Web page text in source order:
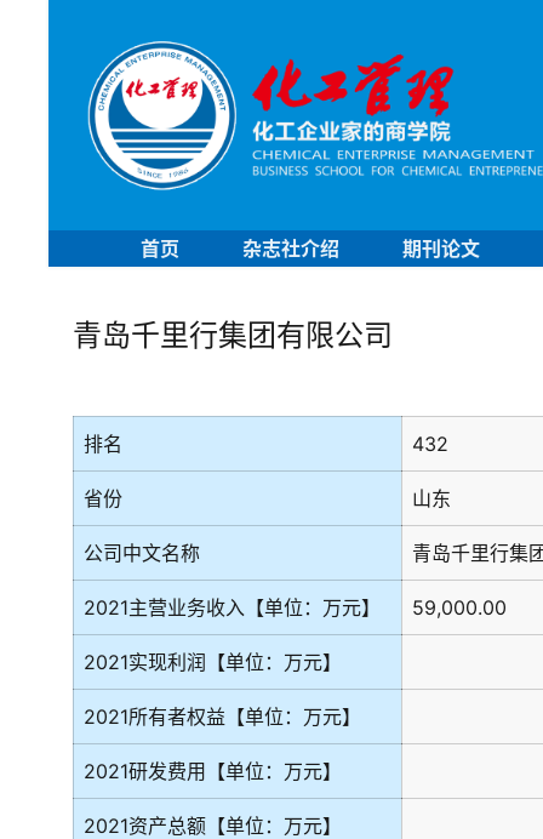
首页 杂志社介绍 期刊论文
青岛千里行集团有限公司
排名 432
省份 山东
公司中文名称 青岛千里行集
2021主营业务收入【单位：万元】 59,000.00
2021实现利润【单位：万元】
2021所有者权益【单位：万元】
2021研发费用【单位：万元】
2021资产总额【单位：万元】